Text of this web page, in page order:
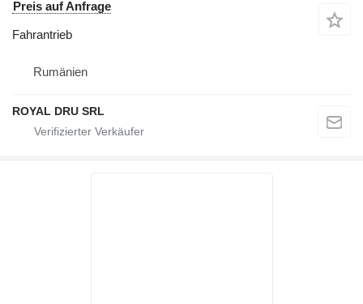
Preis auf Anfrage
Fahrantrieb
Rumänien
ROYAL DRU SRL